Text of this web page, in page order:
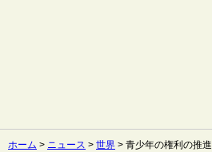
ホーム > ニュース > 世界 > 青少年の権利の推進